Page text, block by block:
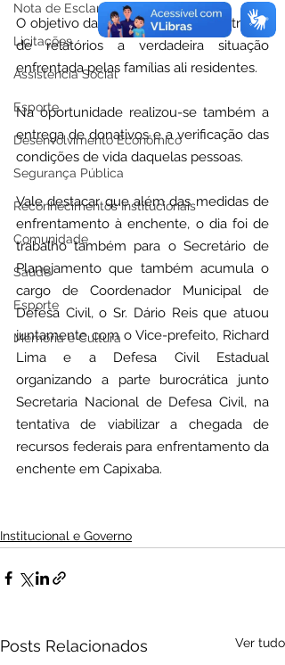
Nota de Esclarecimento
Licitações
Assistência Social
Esporte
Desenvolvimento Econômico
Segurança Pública
Reconhecimentos Institucionais
Comunidade
Saúde
Esporte
Memória e Cultura
O objetivo da viagem foi levantar através
de relatórios a verdadeira situação
enfrentada pelas famílias ali residentes.
Na oportunidade realizou-se também a
entrega de donativos e a verificação das
condições de vida daquelas pessoas.
Vale destacar que além das medidas de
enfrentamento à enchente, o dia foi de
trabalho também para o Secretário de
Planejamento que também acumula o
cargo de Coordenador Municipal de
Defesa Civil, o Sr. Dário Reis que atuou
juntamente com o Vice-prefeito, Richard
Lima e a Defesa Civil Estadual
organizando a parte burocrática junto
Secretaria Nacional de Defesa Civil, na
tentativa de viabilizar a chegada de
recursos federais para enfrentamento da
enchente em Capixaba.
Institucional e Governo
Posts Relacionados Ver tudo